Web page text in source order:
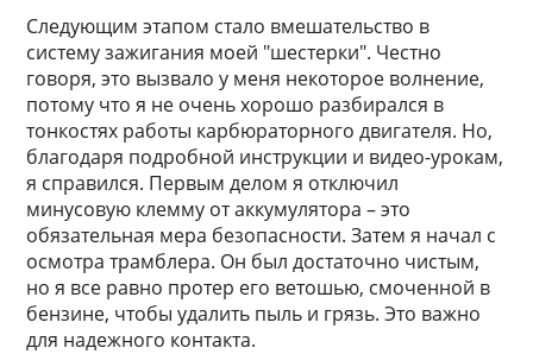
Следующим этапом стало вмешательство в
систему зажигания моей "шестерки". Честно
говоря, это вызвало у меня некоторое волнение,
потому что я не очень хорошо разбирался в
тонкостях работы карбюраторного двигателя. Но,
благодаря подробной инструкции и видео-урокам,
я справился. Первым делом я отключил
минусовую клемму от аккумулятора – это
обязательная мера безопасности. Затем я начал с
осмотра трамблера. Он был достаточно чистым,
но я все равно протер его ветошью, смоченной в
бензине, чтобы удалить пыль и грязь. Это важно
для надежного контакта.